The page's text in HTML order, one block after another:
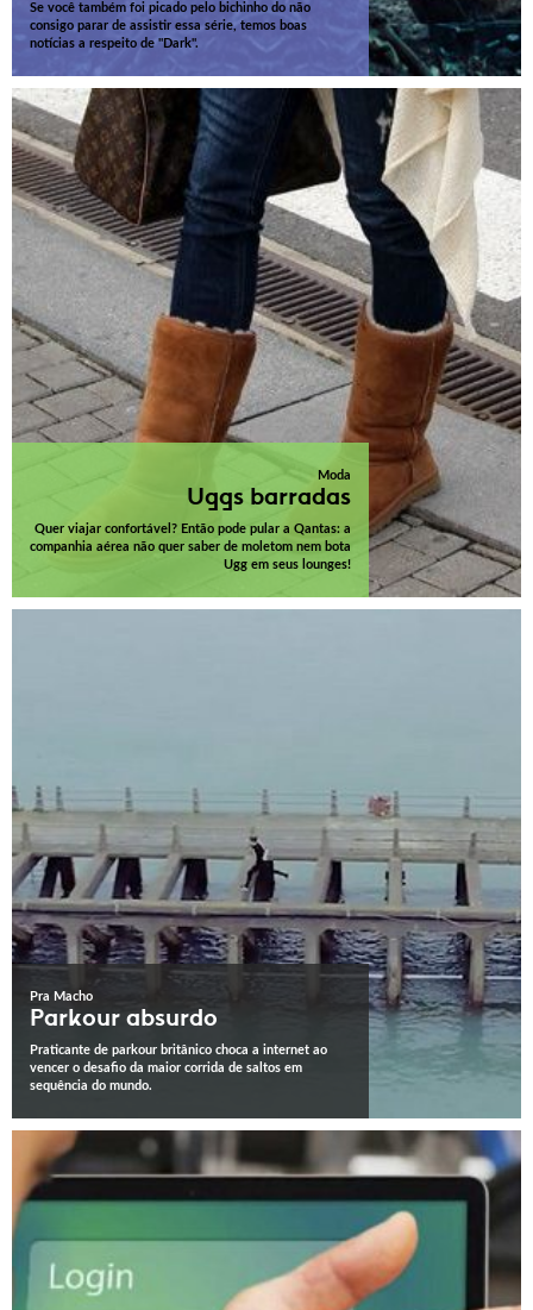
Se você também foi picado pelo bichinho do não
consigo parar de assistir essa série, temos boas
notícias a respeito de "Dark".
Moda
Uggs barradas
Quer viajar confortável? Então pode pular a Qantas: a
companhia aérea não quer saber de moletom nem bota
Ugg em seus lounges!
Pra Macho
Parkour absurdo
Praticante de parkour britânico choca a internet ao
vencer o desafio da maior corrida de saltos em
sequência do mundo.